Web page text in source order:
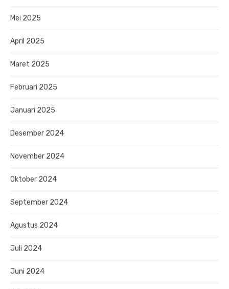
Mei 2025
April 2025
Maret 2025
Februari 2025
Januari 2025
Desember 2024
November 2024
Oktober 2024
September 2024
Agustus 2024
Juli 2024
Juni 2024